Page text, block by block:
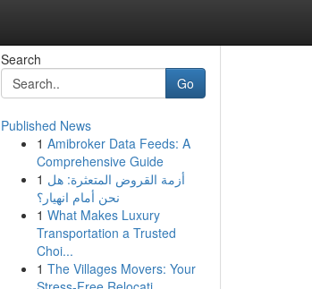
Search
Go
Published News
1 Amibroker Data Feeds: A
Comprehensive Guide
1 أزمة القروض المتعثرة: هل
نحن أمام انهيار؟
1 What Makes Luxury
Transportation a Trusted
Choi...
1 The Villages Movers: Your